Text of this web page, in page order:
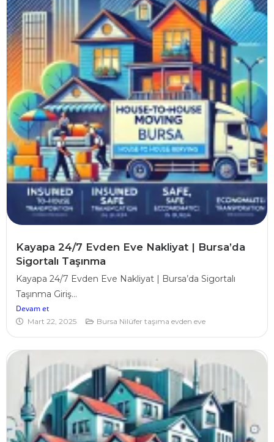
Kayapa 24/7 Evden Eve Nakliyat | Bursa’da
Sigortalı Taşınma
Kayapa 24/7 Evden Eve Nakliyat | Bursa’da Sigortalı
Taşınma Giriş...
Devam et
Mart 22, 2025 Bursa Nilüfer taşıma evden eve